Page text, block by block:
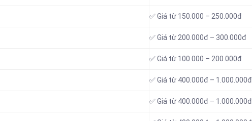
✅ Giá từ 150.000 – 250.000đ
✅ Giá từ 200.000đ – 300.000đ
✅ Giá từ 100.000 – 200.000đ
✅ Giá từ 400.000đ – 1.000.000đ
✅ Giá từ 400.000đ – 1.000.000đ